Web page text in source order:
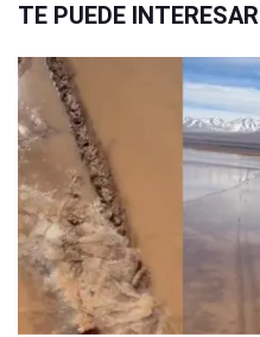
TE PUEDE INTERESAR